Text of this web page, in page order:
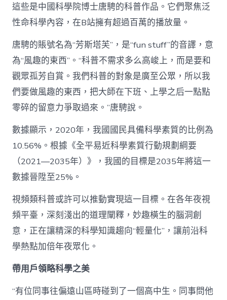
這些是中國科學院博士唐騁的科普作品。它們聚焦泛
性命科學內容，在B站擁有超過百萬的播放量。
唐騁的賬號名為“芳斯塔芙”，是“fun stuff”的音譯，意
為“風趣的東西”。“科普不需求多么高峻上，而是要和
觀眾孤芳自賞。我們科普的對象是廣至公眾，所以我
們要做風趣的東西，把大師在下班、上學之后一點點
零碎的留意力爭取過來。”唐騁說。
數據顯示，2020年，我國國民具備科學素質的比例為
10.56%。根據《全平易近科學素質行動規劃綱要
（2021―2035年）》，我國的目標是2035年將這一
數據晉陞至25%。
視頻類科普或許可以推動實現這一目標。在各年夜視
頻平臺，深刻淺出的道理闡釋，妙趣橫生的腦洞創
意，正在讓精深的科學知識趨向“輕量化”，讓前沿科
學熱點加倍年夜眾化。
帶用戶領略科學之美
“有位同事往偏遠山區時碰到了一個高中生。同事問他